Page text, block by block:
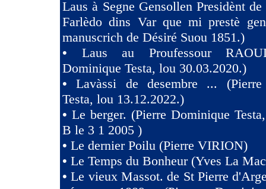
Laus à Segne Gensollen Presidènt
Farlèdo dins Var que mi prestè
manuscrich de Désiré Suou 1851.)
• Laus au Proufessour
Dominique Testa, lou 30.03.2020.)
•Lavàssi de desembre ...
Testa, lou 13.12.2022.)
• Le berger. (Pierre Dominique
B le 3 1 2005 )
• Le dernier Poilu (Pierre VIRION)
• Le Temps du Bonheur (Yves La
•Le vieux Massot. de St Pierre